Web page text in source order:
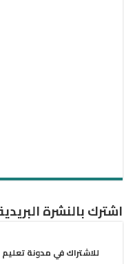
اشترك بالنشرة
للاشتراك في مدونة